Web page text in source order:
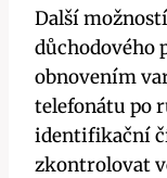
Další
důchodového
obnovením
telefonátu po
identifikační
zkontrolovat